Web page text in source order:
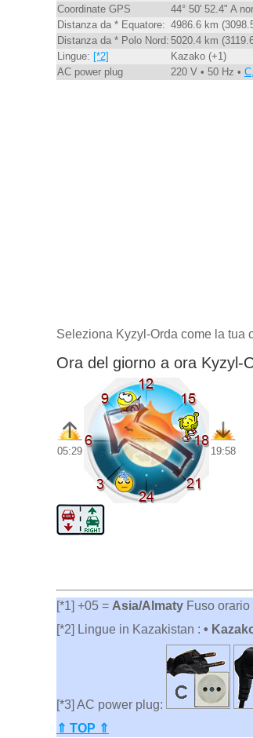
Coordinate GPS
44° 50' 52.4" A
Distanza da * Equatore: 4986.6 km
Distanza da * Polo Nord: 5020.4 km
Lingue: [*2]
Kazako (+1)
AC power plug
220 V • 50 Hz •
Seleziona Kyzyl-Orda come la tua
Ora del giorno a ora Kyzyl-
05:29 19:58
[*1] +05 = Asia/Almaty Fuso orario
[*2] Lingue in Kazakistan : •
[*3] AC power plug:
⇑ TOP ⇑